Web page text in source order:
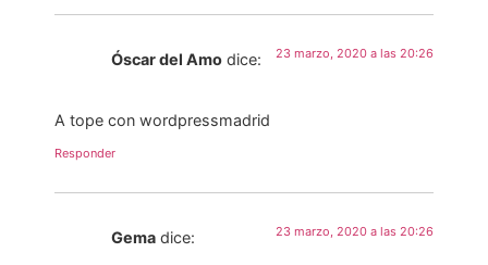
Óscar del Amo dice: 23 marzo, 2020 a las 20:26
A tope con wordpressmadrid
Responder
Gema dice: 23 marzo, 2020 a las 20:26